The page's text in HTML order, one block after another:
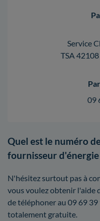
Service
TSA
09
Quel est le numéro
fournisseur d'énergie
N'hésitez surtout pas à
vous voulez obtenir l'aide
de téléphoner au 09 69
totalement gratuite.